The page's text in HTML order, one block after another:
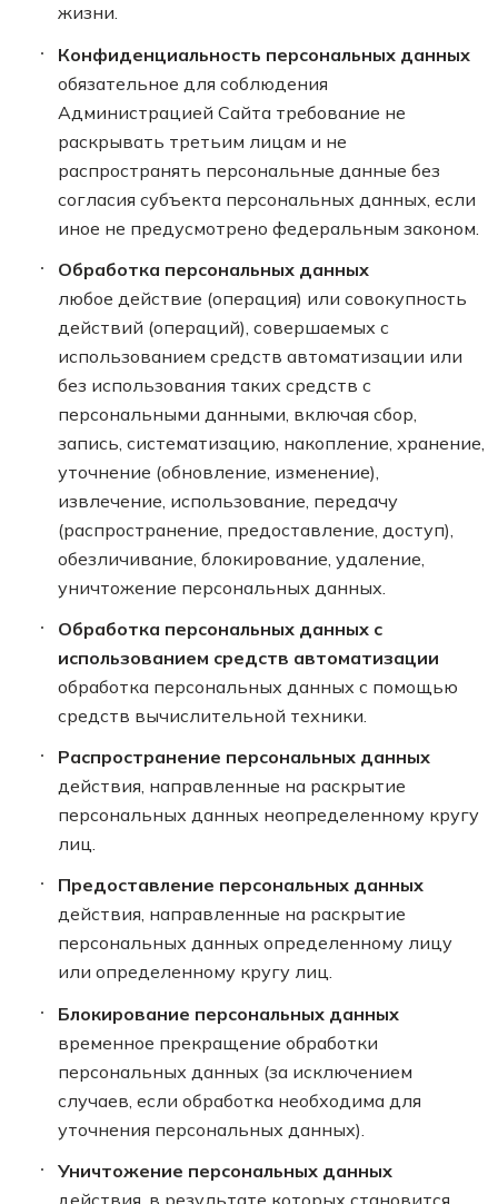
жизни.
Конфиденциальность персональных данных
обязательное для соблюдения
Администрацией Сайта требование не
раскрывать третьим лицам и не
распространять персональные данные без
согласия субъекта персональных данных, если
иное не предусмотрено федеральным законом.
Обработка персональных данных
любое действие (операция) или совокупность
действий (операций), совершаемых с
использованием средств автоматизации или
без использования таких средств с
персональными данными, включая сбор,
запись, систематизацию, накопление, хранение,
уточнение (обновление, изменение),
извлечение, использование, передачу
(распространение, предоставление, доступ),
обезличивание, блокирование, удаление,
уничтожение персональных данных.
Обработка персональных данных с
использованием средств автоматизации
обработка персональных данных с помощью
средств вычислительной техники.
Распространение персональных данных
действия, направленные на раскрытие
персональных данных неопределенному кругу
лиц.
Предоставление персональных данных
действия, направленные на раскрытие
персональных данных определенному лицу
или определенному кругу лиц.
Блокирование персональных данных
временное прекращение обработки
персональных данных (за исключением
случаев, если обработка необходима для
уточнения персональных данных).
Уничтожение персональных данных
действия, в результате которых становится